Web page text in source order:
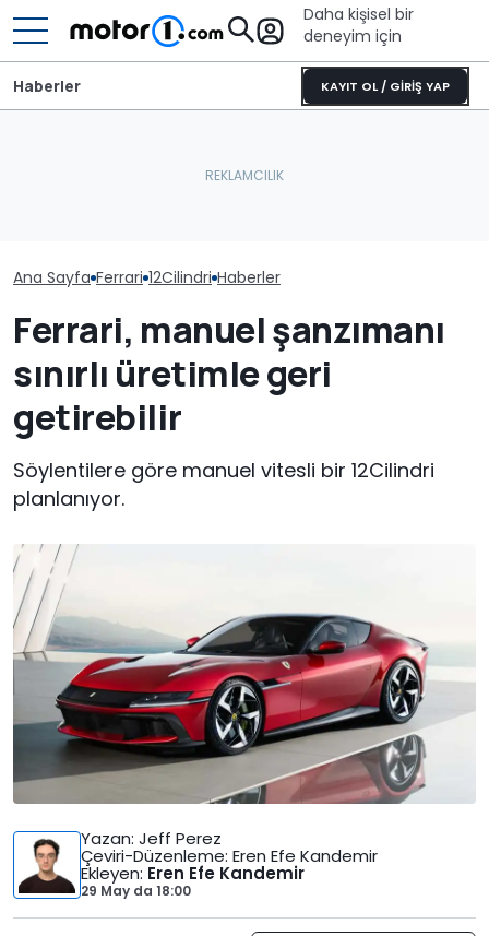
Daha kişisel bir
deneyim için
KAYIT OL / GİRİŞ YAP
Haberler
Ana Sayfa Ferrari 12Cilindri Haberler
Ferrari, manuel şanzımanı
sınırlı üretimle geri
getirebilir
Söylentilere göre manuel vitesli bir 12Cilindri
planlanıyor.
Yazan: Jeff Perez
Çeviri-Düzenleme: Eren Efe Kandemir
Ekleyen: Eren Efe Kandemir
29 May da 18:00